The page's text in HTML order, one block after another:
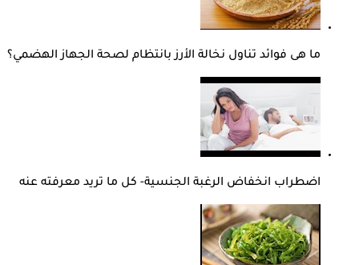
ما هى فوائد تناول نخالة الأرز بانتظام لصحة الجهاز الهضمي؟
اضطراب انخفاض الرغبة الجنسية- كل ما تريد معرفته عنه